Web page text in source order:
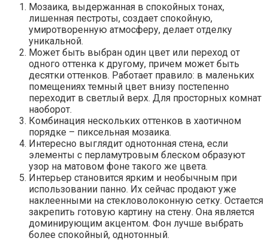
Мозаика, выдержанная в спокойных тонах,
лишенная пестроты, создает спокойную,
умиротворенную атмосферу, делает отделку
уникальной.
Может быть выбран один цвет или переход от
одного оттенка к другому, причем может быть
десятки оттенков. Работает правило: в маленьких
помещениях темный цвет внизу постепенно
переходит в светлый верх. Для просторных комнат
наоборот.
Комбинация нескольких оттенков в хаотичном
порядке – пиксельная мозаика.
Интересно выглядит однотонная стена, если
элементы с перламутровым блеском образуют
узор на матовом фоне такого же цвета.
Интерьер становится ярким и необычным при
использовании панно. Их сейчас продают уже
наклеенными на стекловолоконную сетку. Остается
закрепить готовую картину на стену. Она является
доминирующим акцентом. Фон лучше выбрать
более спокойный, однотонный.